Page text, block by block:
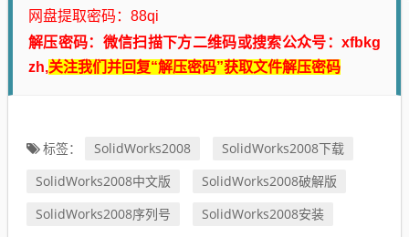
网盘提取密码：88qi
解压密码：微信扫描下方二维码或搜索公众号：xfbkg
zh,关注我们并回复“解压密码”获取文件解压密码
标签： SolidWorks2008
SolidWorks2008下载
SolidWorks2008中文版
SolidWorks2008破解版
SolidWorks2008序列号
SolidWorks2008安装